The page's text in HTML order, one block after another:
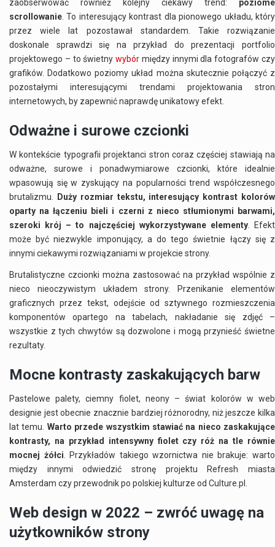
zaobserwować również kolejny ciekawy trend: poziome
scrollowanie . To interesujący kontrast dla pionowego układu, który
przez wiele lat pozostawał standardem. Takie rozwiązanie
doskonale sprawdzi się na przykład do prezentacji portfolio
projektowego – to świetnywybór między innymi dla fotografów czy
grafików. Dodatkowo poziomy układ można skutecznie połączyć z
pozostałymi interesującymi trendami projektowania stron
internetowych, by zapewnić naprawdę unikatowy efekt.
Odważne i surowe czcionki
W kontekście typografii projektanci stron coraz częściej stawiają na
odważne, surowe i ponadwymiarowe czcionki, które idealnie
wpasowują się w zyskujący na popularności trend współczesnego
brutalizmu.
Duży rozmiar tekstu, interesujący kontrast kolorów
oparty na łączeniu bieli i czerni z nieco stłumionymi barwami,
szeroki krój – to najczęściej wykorzystywane elementy. Efekt
może być niezwykle imponujący, a do tego świetnie łączy się z
innymi ciekawymi rozwiązaniami w projekcie strony.
Brutalistyczne czcionki można zastosować na przykład wspólnie z
nieco nieoczywistym układem strony. Przenikanie elementów
graficznych przez tekst, odejście od sztywnego rozmieszczenia
komponentów opartego na tabelach, nakładanie się zdjęć –
wszystkie z tych chwytów są dozwolone i mogą przynieść świetne
rezultaty.
Mocne kontrasty zaskakujących barw
Pastelowe palety, ciemny fiolet, neony – świat kolorów w web
designie jest obecnie znacznie bardziej różnorodny, niż jeszcze kilka
lat temu. Warto przede wszystkim stawiać na nieco zaskakujące
kontrasty, na przykład intensywny fiolet czy róż na tle równie
mocnej żółci . Przykładów takiego wzornictwa nie brakuje: warto
między innymi odwiedzić stronę projektu Refresh miasta
Amsterdam czy przewodnik po polskiej kulturze od Culture.pl.
Web design w 2022 – zwróć uwagę na
użytkowników strony